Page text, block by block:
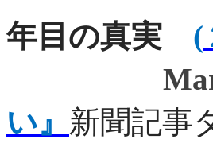
年目の真実 (
い』 新聞記事